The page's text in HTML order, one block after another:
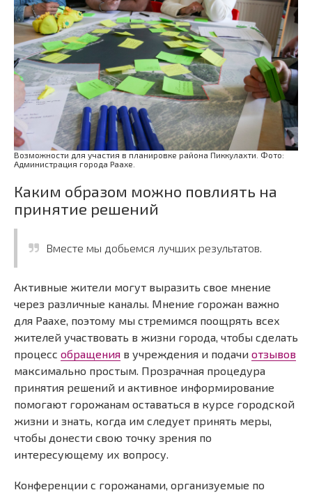
Возможности для участия в планировке района Пиккулахти. Фото:
Администрация города Раахе.
Каким образом можно повлиять на
принятие решений
Вместе мы добьемся лучших результатов.
Активные жители могут выразить свое мнение
через различные каналы. Мнение горожан важно
для Раахе, поэтому мы стремимся поощрять всех
жителей участвовать в жизни города, чтобы сделать
процесс обращения в учреждения и подачи отзывов
максимально простым. Прозрачная процедура
принятия решений и активное информирование
помогают горожанам оставаться в курсе городской
жизни и знать, когда им следует принять меры,
чтобы донести свою точку зрения по
интересующему их вопросу.
Конференции с горожанами, организуемые по